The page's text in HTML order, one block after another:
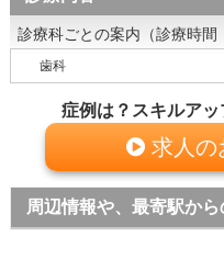
診療科ごとの案内（診療時間
歯科
症例は？スキルア
求人の
周辺情報や、最寄駅から